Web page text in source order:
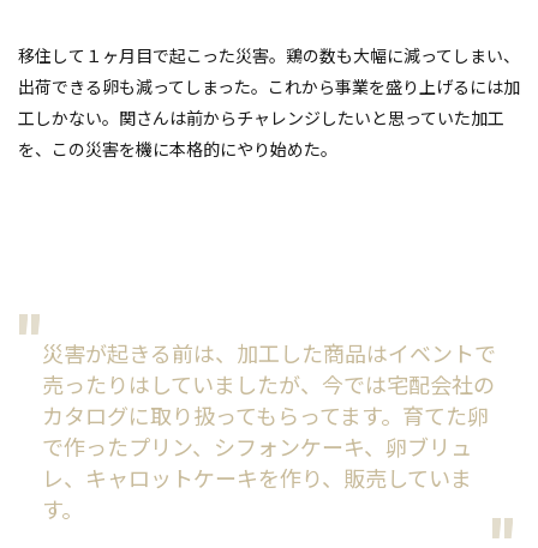
移住して１ヶ月目で起こった災害。鶏の数も大幅に減ってしまい、
出荷できる卵も減ってしまった。これから事業を盛り上げるには加
工しかない。関さんは前からチャレンジしたいと思っていた加工
を、この災害を機に本格的にやり始めた。
災害が起きる前は、加工した商品はイベントで
売ったりはしていましたが、今では宅配会社の
カタログに取り扱ってもらってます。育てた卵
で作ったプリン、シフォンケーキ、卵ブリュ
レ、キャロットケーキを作り、販売していま
す。